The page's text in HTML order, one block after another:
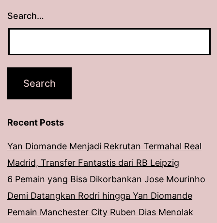
Search…
Recent Posts
Yan Diomande Menjadi Rekrutan Termahal Real
Madrid, Transfer Fantastis dari RB Leipzig
6 Pemain yang Bisa Dikorbankan Jose Mourinho
Demi Datangkan Rodri hingga Yan Diomande
Pemain Manchester City Ruben Dias Menolak